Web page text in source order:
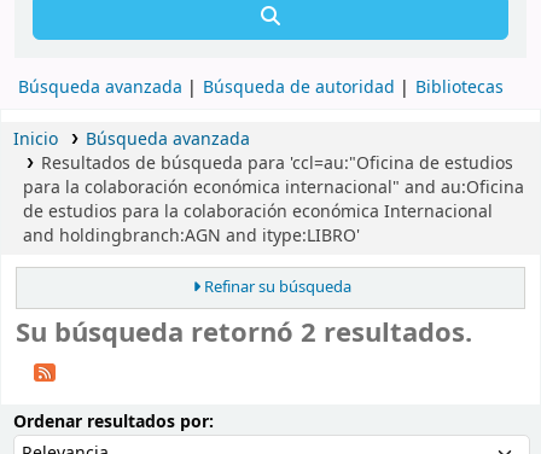
Búsqueda avanzada Búsqueda de autoridad Bibliotecas
Inicio
Búsqueda avanzada
Resultados de búsqueda para 'ccl=au:"Oficina de estudios
para la colaboración económica internacional" and au:Oficina
de estudios para la colaboración económica Internacional
and holdingbranch:AGN and itype:LIBRO'
Refinar su búsqueda
Su búsqueda retornó 2 resultados.
Ordenar resultados por: